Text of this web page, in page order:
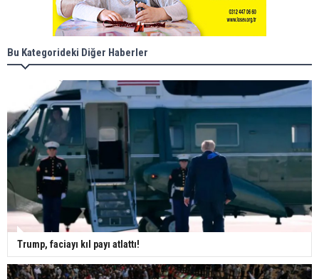
Bu Kategorideki Diğer Haberler
Trump, faciayı kıl payı atlattı!